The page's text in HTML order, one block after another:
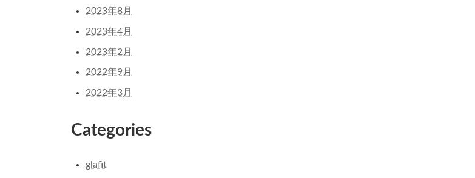
2023年8月
2023年4月
2023年2月
2022年9月
2022年3月
Categories
glafit